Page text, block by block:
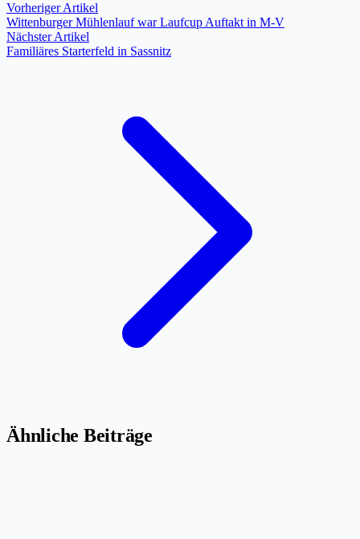
Vorheriger Artikel
Wittenburger Mühlenlauf war Laufcup Auftakt in M-V
Nächster Artikel
Familiäres Starterfeld in Sassnitz
Ähnliche Beiträge